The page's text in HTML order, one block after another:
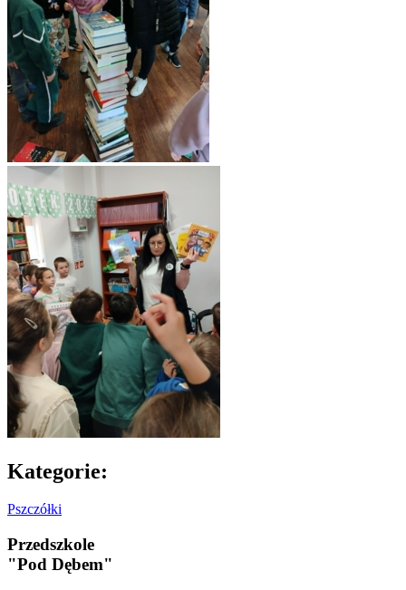
Kategorie:
Pszczółki
Przedszkole
"Pod Dębem"